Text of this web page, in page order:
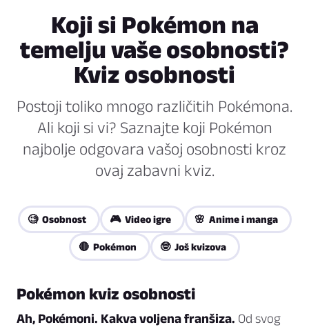
Koji si Pokémon na
temelju vaše osobnosti?
Kviz osobnosti
Postoji toliko mnogo različitih Pokémona.
Ali koji si vi? Saznajte koji Pokémon
najbolje odgovara vašoj osobnosti kroz
ovaj zabavni kviz.
🧐 Osobnost 🎮 Video igre 🌸 Anime i manga
🔴 Pokémon 🤓 Još kvizova
Pokémon kviz osobnosti
Ah, Pokémoni. Kakva voljena franšiza. Od svog